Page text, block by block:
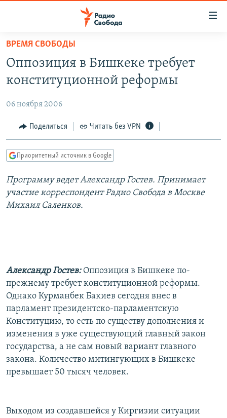
упрощенного
доступа
основному
Вернутся
главной
навигации
Вернутся
поиску
АВТОРСКИЕ ПРОЕКТЫ
ЦИТАТЫ СВОБОДЫ
МНЕНИЯ
IDEL.РЕАЛИИ
КАВКАЗ.РЕАЛИИ
СЕВЕР.РЕАЛИИ
СОЦИАЛЬНЫЕ СЕТИ
Все сайты РСЕ/РС
ВРЕМЯ СВОБОДЫ
Оппозиция в Бишкеке требует
конституционной реформы
06 ноября 2006
Поделиться Читать без VPN
Приоритетный источник в Google
Программу ведет Александр Гостев. Принимает
участие корреспондент Радио Свобода в Москве
Михаил Саленков.
Александр Гостев: Оппозиция в Бишкеке по-
прежнему требует конституционной реформы.
Однако Курманбек Бакиев сегодня внес в
парламент президентско-парламентскую
Конституцию, то есть по существу дополнения и
изменения в уже существующий главный закон
государства, а не сам новый вариант главного
закона. Количество митингующих в Бишкеке
превышает 50 тысяч человек.
Выходом из создавшейся у Киргизии ситуации